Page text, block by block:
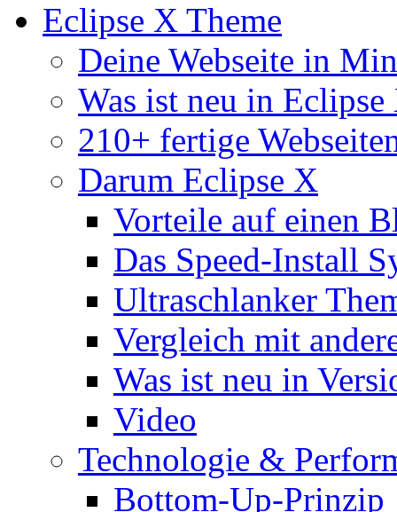
Eclipse X Theme
Deine Webseite in
Was ist neu in Eclipse
210+ fertige
Darum Eclipse X
Vorteile auf einen
Das Speed-Install
Ultraschlanker
Vergleich mit
Was ist neu in
Video
Technologie &
Bottom-Up-Prinzip